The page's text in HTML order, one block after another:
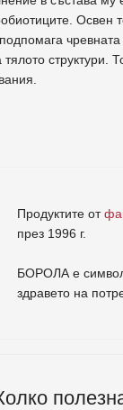
Освен
тялото
Продуктите от
през 1996 г.
БОРОЛА е символ
здравето на